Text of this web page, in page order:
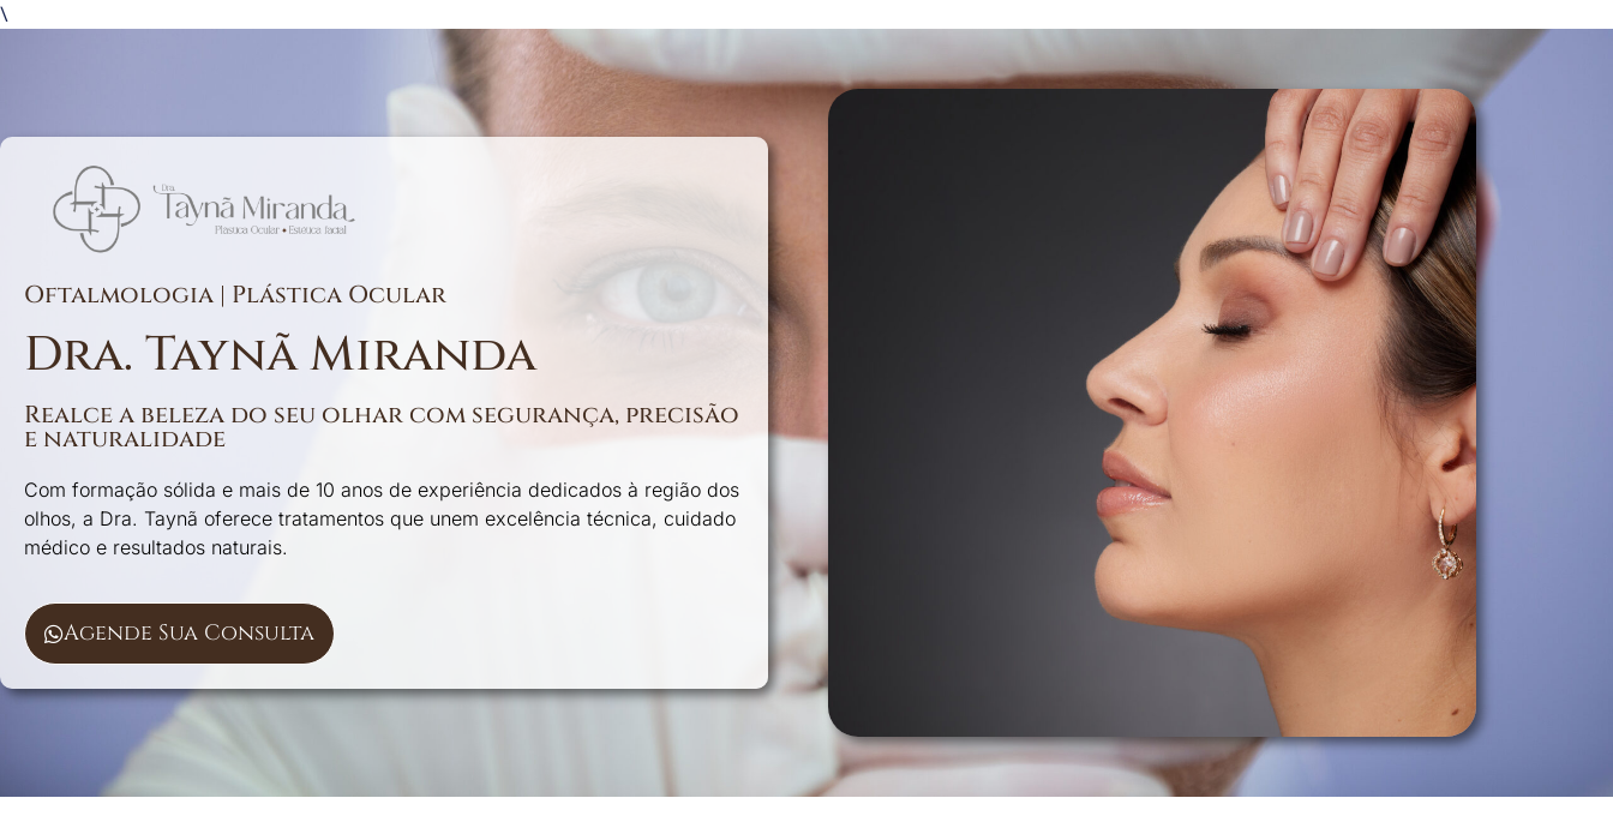
\
Oftalmologia | Plástica Ocular
Dra. Taynã Miranda
Realce a beleza do seu olhar com segurança, precisão
e naturalidade
Com formação sólida e mais de 10 anos de experiência dedicados à região dos
olhos, a Dra. Taynã oferece tratamentos que unem excelência técnica, cuidado
médico e resultados naturais.
Agende Sua Consulta